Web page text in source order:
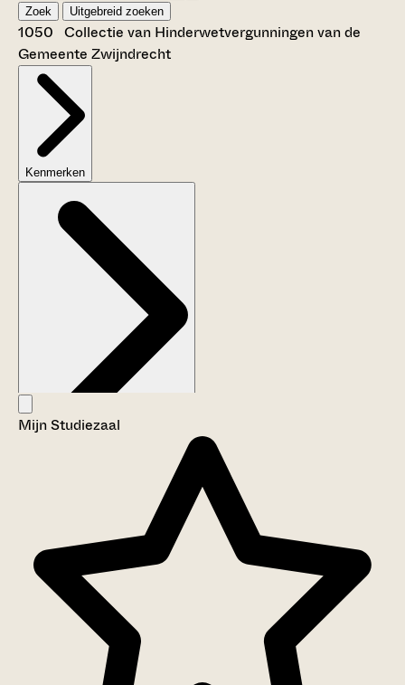
Zoek Uitgebreid zoeken
1050 Collectie van Hinderwetvergunningen van de
Gemeente Zwijndrecht
Kenmerken
Aanwijzingen voor de gebruiker
Inventaris
Mijn Studiezaal